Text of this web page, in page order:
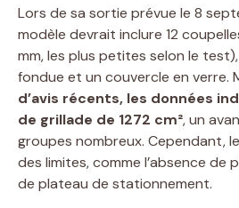
Lors de sa sortie prévue le 8
modèle devrait inclure 12
mm, les plus petites selon le
fondue et un couvercle en verre.
d’avis récents, les données
de grillade de 1272 cm², un
groupes nombreux. Cependant,
des limites, comme l’absence de
de plateau de stationnement.